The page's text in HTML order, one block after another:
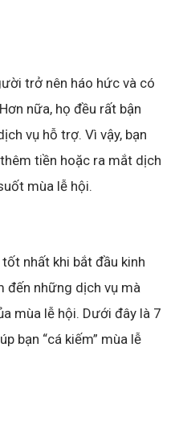
trở nên háo hức và có
nữa, họ đều rất bận
vụ hỗ trợ. Vì vậy, bạn
tiền hoặc ra mắt dịch
mùa lễ hội.
nhất khi bắt đầu kinh
đến những dịch vụ mà
mùa lễ hội. Dưới đây là 7
bạn “cá kiếm” mùa lễ